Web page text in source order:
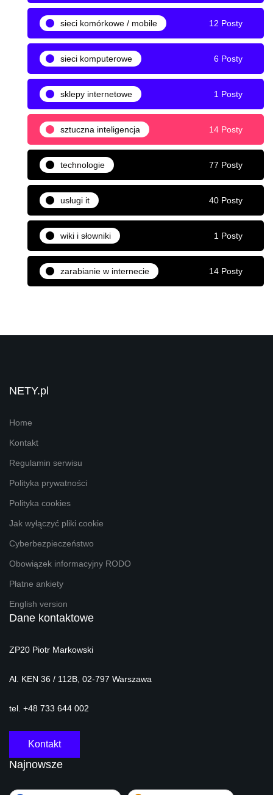
sieci komórkowe / mobile 12 Posty
sieci komputerowe 6 Posty
sklepy internetowe 1 Posty
sztuczna inteligencja 14 Posty
technologie 77 Posty
usługi it 40 Posty
wiki i słowniki 1 Posty
zarabianie w internecie 14 Posty
NETY.pl
Home
Kontakt
Regulamin serwisu
Polityka prywatności
Polityka cookies
Jak wyłączyć pliki cookie
Cyberbezpieczeństwo
Obowiązek informacyjny RODO
Płatne ankiety
English version
Dane kontaktowe
ZP20 Piotr Markowski
Al. KEN 36 / 112B, 02-797 Warszawa
tel. +48 733 644 002
Kontakt
Najnowsze